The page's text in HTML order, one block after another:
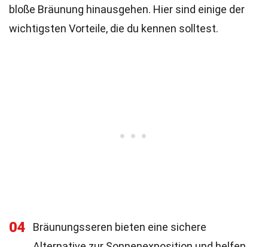
bloße Bräunung hinausgehen. Hier sind einige der
wichtigsten Vorteile, die du kennen solltest.
04
Bräunungsseren bieten eine sichere